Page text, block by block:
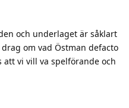
och underlaget är såklart
om vad Östman defacto
vi vill va spelförande och